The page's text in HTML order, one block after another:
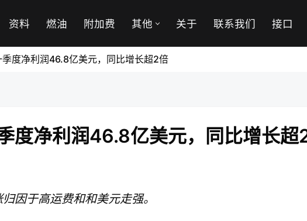
资料 燃油 附加费 其他 关于 联系我们 接口
度净利润46.8亿美元，同比增长超2倍
度净利润46.8亿美元，同比增长超
因于高运费和和美元走强。